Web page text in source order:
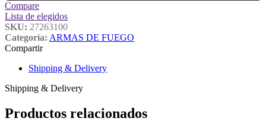
Compare
Lista de elegidos
SKU: 27263100
Categoría: ARMAS DE FUEGO
Compartir
Shipping & Delivery
Shipping & Delivery
Productos relacionados